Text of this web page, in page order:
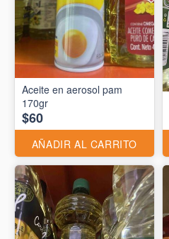
Aceite en aerosol pam
170gr
$60
AÑADIR AL CARRITO